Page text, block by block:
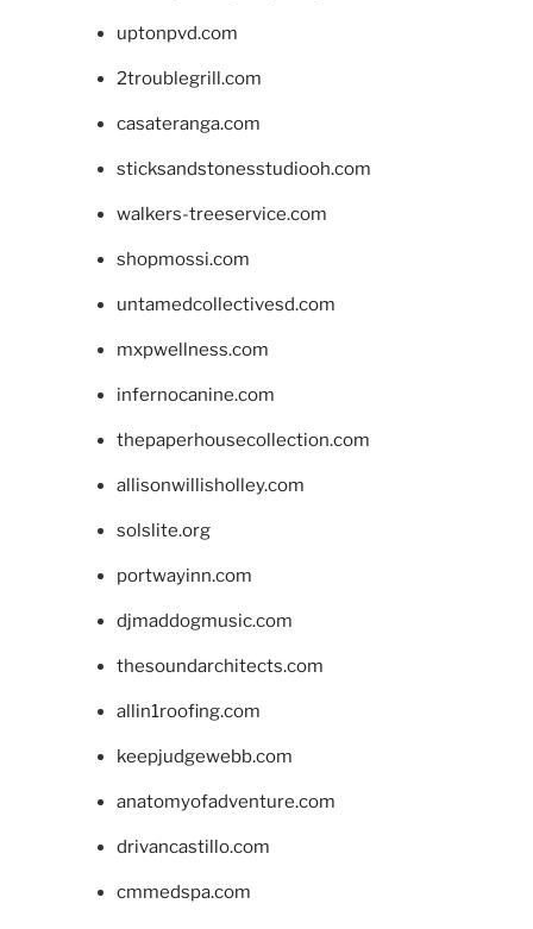
uptonpvd.com
2troublegrill.com
casateranga.com
sticksandstonesstudiooh.com
walkers-treeservice.com
shopmossi.com
untamedcollectivesd.com
mxpwellness.com
infernocanine.com
thepaperhousecollection.com
allisonwillisholley.com
solslite.org
portwayinn.com
djmaddogmusic.com
thesoundarchitects.com
allin1roofing.com
keepjudgewebb.com
anatomyofadventure.com
drivancastillo.com
cmmedspa.com